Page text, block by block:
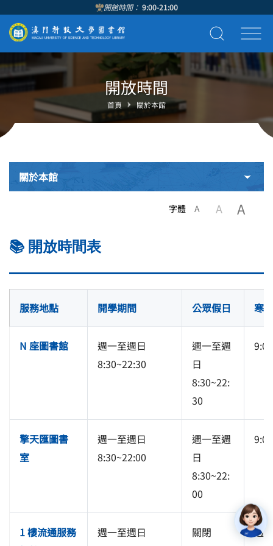
開館時間： 9:00-21:00
開放時間
首頁 關於本館
關於本館
字體 A A A
📚 開放時間表
服務地點 開學期間 公眾假日 寒
N 座圖書館
週一至週日
8:30~22:30
週一至週
日
8:30~22:
30
擎天匯圖書
室
週一至週日
8:30~22:00
週一至週
日
8:30~22:
00
1 樓流通服務
週一至週日
關閉
週